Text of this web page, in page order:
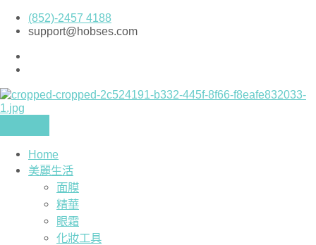
Skip
(852)-2457 4188
support@hobses.com
Home
美麗生活
面膜
精華
眼霜
化妝工具